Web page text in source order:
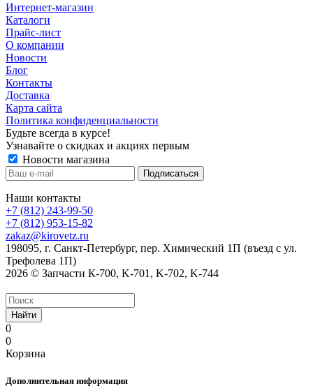
Интернет-магазин
Каталоги
Прайс-лист
О компании
Новости
Блог
Контакты
Доставка
Карта сайта
Политика конфиденциальности
Будьте всегда в курсе!
Узнавайте о скидках и акциях первым
Новости магазина
Наши контакты
+7 (812) 243-99-50
+7 (812) 953-15-82
zakaz@kirovetz.ru
198095, г. Санкт-Петербург, пер. Химический 1П (въезд с ул.
Трефолева 1П)
2026 © Запчасти К-700, K-701, K-702, K-744
Найти
0
0
Корзина
Дополнительная информация